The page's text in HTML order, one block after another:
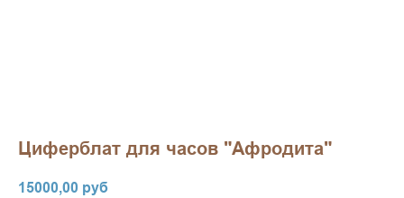
Циферблат для часов "Афродита"
15000,00 руб